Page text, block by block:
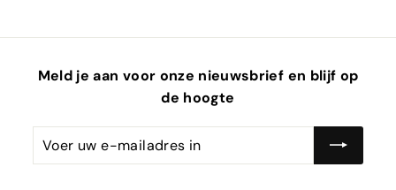
Meld je aan voor onze nieuwsbrief en blijf op
de hoogte
Voer
Abonneren